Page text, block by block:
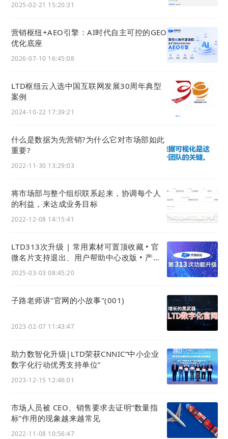
2025-02-21 15:20:31
营销枢纽+AEO引擎：AI时代自主可控的GEO
优化底座
2026-07-10 16:45:08
LTD枢纽云入选中国互联网发展30周年典型
案例
2024-10-22 17:39:21
什么是数据为先营销?为什么它对市场部如此
重要?
2022-11-30 13:29:03
将市场部与整个组织联系起来，协调每个人
的利益，来达成业务目标
2022-12-08 14:15:41
LTD313次升级 | 常用素材可置顶收藏 • 官
微名片支持退出、用户帮助中心改版 • 产品
等内容可跨语种批量复制
2025-03-03 08:45:20
子路老师讲"官网的小故事"(001)
2023-02-07 11:43:47
助力数智化升级|LTD荣获CNNIC“中小企业
数字化行动优秀支持单位”
2023-12-15 12:46:01
市场人员被 CEO、销售要求去证明“数量指
标”作用的现象越来越常见
2022-11-08 10:56:47